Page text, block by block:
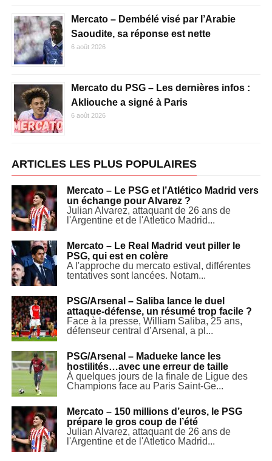
Mercato – Dembélé visé par l’Arabie
Saoudite, sa réponse est nette
6 août 2026
Mercato du PSG – Les dernières infos :
Akliouche a signé à Paris
6 août 2026
ARTICLES LES PLUS POPULAIRES
Mercato – Le PSG et l’Atlético Madrid vers
un échange pour Alvarez ?
Julian Alvarez, attaquant de 26 ans de
l'Argentine et de l'Atletico Madrid...
Mercato – Le Real Madrid veut piller le
PSG, qui est en colère
A l'approche du mercato estival, différentes
tentatives sont lancées. Notam...
PSG/Arsenal – Saliba lance le duel
attaque-défense, un résumé trop facile ?
Face à la presse, William Saliba, 25 ans,
défenseur central d’Arsenal, a pl...
PSG/Arsenal – Madueke lance les
hostilités…avec une erreur de taille
À quelques jours de la finale de Ligue des
Champions face au Paris Saint-Ge...
Mercato – 150 millions d’euros, le PSG
prépare le gros coup de l’été
Julian Alvarez, attaquant de 26 ans de
l'Argentine et de l'Atletico Madrid...